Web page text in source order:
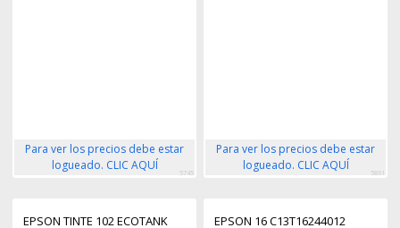
Para ver los precios debe estar
logueado. CLIC AQUÍ
5745
Para ver los precios debe estar
logueado. CLIC AQUÍ
5861
EPSON TINTE 102 ECOTANK
EPSON 16 C13T16244012